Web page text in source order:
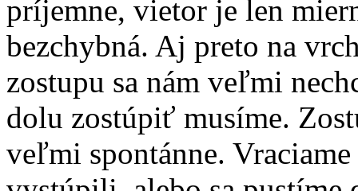
príjemne, vietor je len
bezchybná. Aj preto na
zostupu sa nám veľmi
dolu zostúpiť musíme.
veľmi spontánne.